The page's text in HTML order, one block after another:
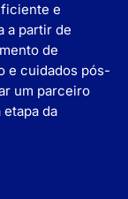
e
a partir de
de
e cuidados pós-
um parceiro
da